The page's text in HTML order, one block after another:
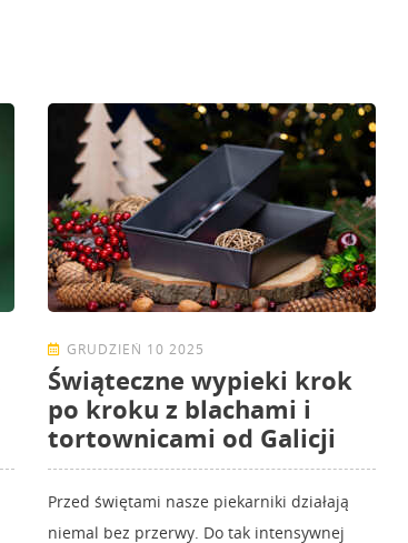
GRUDZIEŃ 10 2025
Świąteczne wypieki krok
po kroku z blachami i
tortownicami od Galicji
Przed świętami nasze piekarniki działają
niemal bez przerwy. Do tak intensywnej